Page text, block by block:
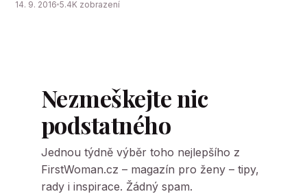
14. 9. 2016 5.4K zobrazení
Nezmeškejte nic
podstatného
Jednou týdně výběr toho nejlepšího z
FirstWoman.cz – magazín pro ženy – tipy,
rady i inspirace. Žádný spam.